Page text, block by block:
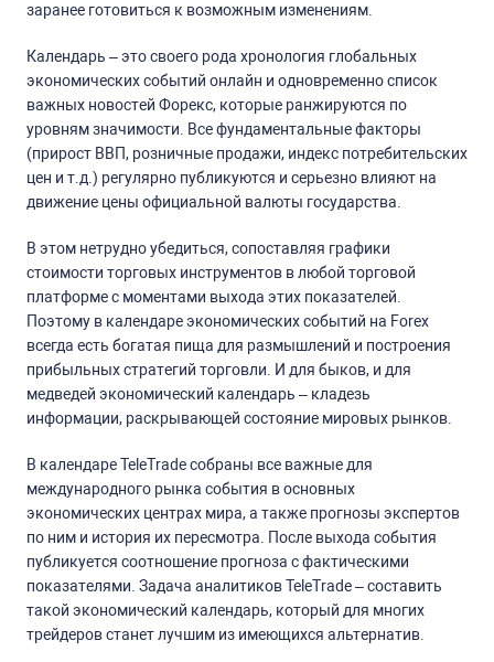
заранее готовиться к возможным изменениям.
Календарь – это своего рода хронология глобальных
экономических событий онлайн и одновременно список
важных новостей Форекс, которые ранжируются по
уровням значимости. Все фундаментальные факторы
(прирост ВВП, розничные продажи, индекс потребительских
цен и т.д.) регулярно публикуются и серьезно влияют на
движение цены официальной валюты государства.
В этом нетрудно убедиться, сопоставляя графики
стоимости торговых инструментов в любой торговой
платформе с моментами выхода этих показателей.
Поэтому в календаре экономических событий на Forex
всегда есть богатая пища для размышлений и построения
прибыльных стратегий торговли. И для быков, и для
медведей экономический календарь – кладезь
информации, раскрывающей состояние мировых рынков.
В календаре TeleTrade собраны все важные для
международного рынка события в основных
экономических центрах мира, а также прогнозы экспертов
по ним и история их пересмотра. После выхода события
публикуется соотношение прогноза с фактическими
показателями. Задача аналитиков TeleTrade – составить
такой экономический календарь, который для многих
трейдеров станет лучшим из имеющихся альтернатив.